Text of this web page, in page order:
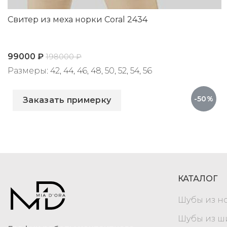
-50%
Свитер из меха норки Coral 2434
99000 ₽ 198000₽
Размеры: 42, 44, 46, 48, 50, 52, 54, 56
Заказать примерку
КАТАЛОГ
Шубы из
Шубы из